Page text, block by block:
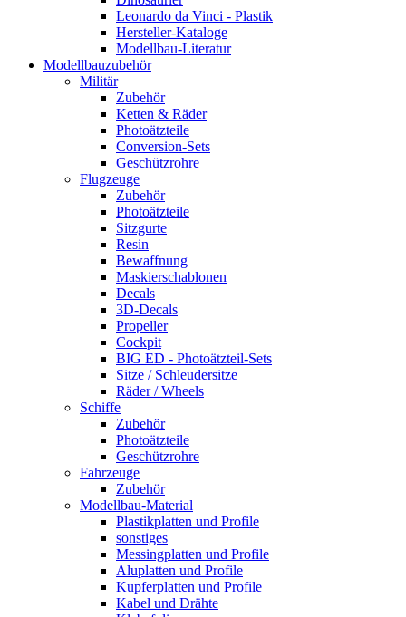
Leonardo da Vinci - Plastik
Hersteller-Kataloge
Modellbau-Literatur
Modellbauzubehör
Militär
Zubehör
Ketten & Räder
Photoätzteile
Conversion-Sets
Geschützrohre
Flugzeuge
Zubehör
Photoätzteile
Sitzgurte
Resin
Bewaffnung
Maskierschablonen
Decals
3D-Decals
Propeller
Cockpit
BIG ED - Photoätzteil-Sets
Sitze / Schleudersitze
Räder / Wheels
Schiffe
Zubehör
Photoätzteile
Geschützrohre
Fahrzeuge
Zubehör
Modellbau-Material
Plastikplatten und Profile
sonstiges
Messingplatten und Profile
Aluplatten und Profile
Kupferplatten und Profile
Kabel und Drähte